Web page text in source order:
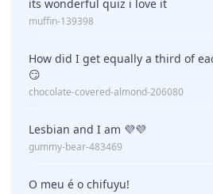
its wonderful quiz i love it
muffin-139398
How did I get equally a third of
😏
chocolate-covered-almond-206080
Lesbian and I am 💜💜
gummy-bear-483469
O meu é o chifuyu!